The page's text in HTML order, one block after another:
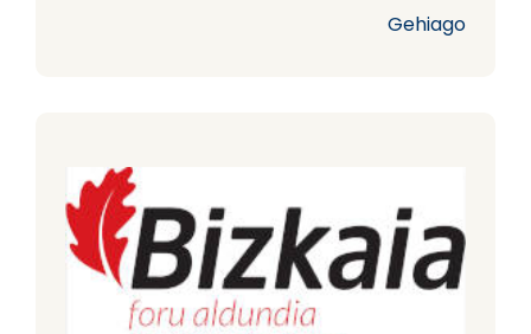
Gehiago